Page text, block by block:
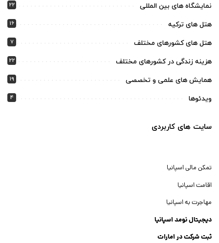
نمایشگاه های بین المللی 22
هتل های ترکیه 16
هتل های کشورهای مختلف 7
هزینه زندگی در کشورهای مختلف 22
همایش های علمی و تخصصی 19
ویدئوها 4
سایت های کاربردی
تمکن مالی اسپانیا
اقامت اسپانیا
مهاجرت به اسپانیا
دیجیتال نومد اسپانیا
ثبت شرکت در امارات